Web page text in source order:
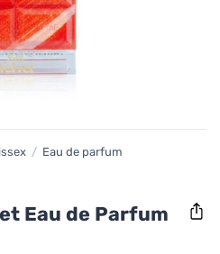
/ Eau de parfum
Eau de Parfum